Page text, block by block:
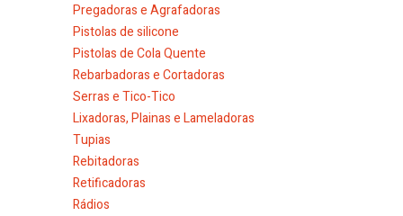
Pregadoras e Agrafadoras
Pistolas de silicone
Pistolas de Cola Quente
Rebarbadoras e Cortadoras
Serras e Tico-Tico
Lixadoras, Plainas e Lameladoras
Tupias
Rebitadoras
Retificadoras
Rádios